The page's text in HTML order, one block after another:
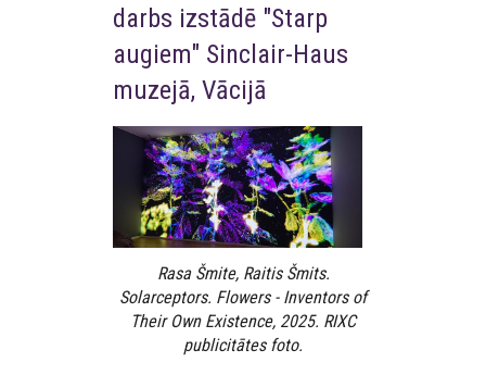
darbs izstādē "Starp
augiem" Sinclair-Haus
muzejā, Vācijā
Rasa Šmite, Raitis Šmits.
Solarceptors. Flowers - Inventors of
Their Own Existence, 2025. RIXC
publicitātes foto.